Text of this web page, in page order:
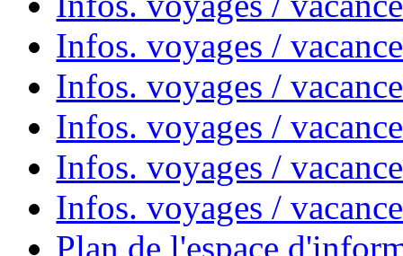
Infos. voyages /
Infos. voyages /
Infos. voyages /
Infos. voyages /
Infos. voyages /
Plan de l'espace